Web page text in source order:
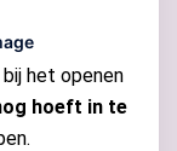
het openen
hoeft in te